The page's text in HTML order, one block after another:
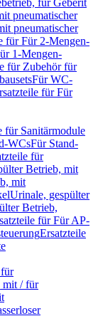
für Geberit
pneumatischer
pneumatischer
für Für 2-Mengen-
1-Mengen-
für Zubehör für
Für WC-
für Für
für Sanitärmodule
WCsFür Stand-
für
Betrieb, mit
mit
Urinale, gespülter
Betrieb,
für Für AP-
Ersatzteile
mit / für